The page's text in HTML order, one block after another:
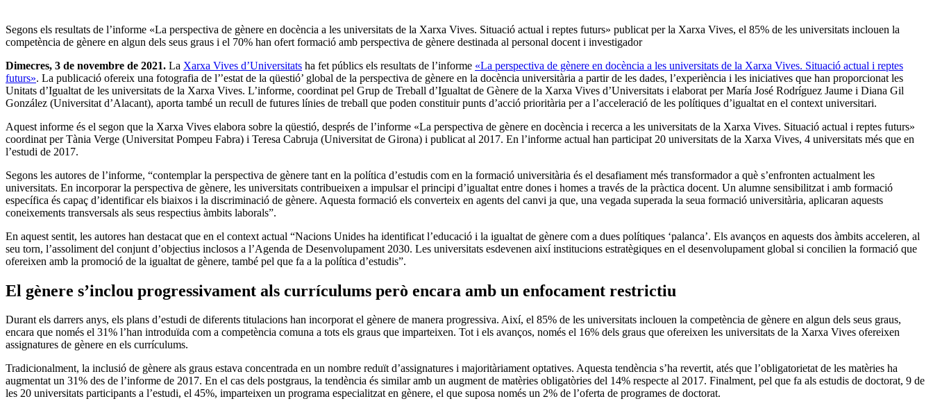
Segons els resultats de l’informe «La perspectiva de gènere en docència a les universitats de la Xarxa Vives. Situació actual i reptes futurs» publicat per la Xarxa Vives, el 85% de les universitats inclouen la
competència de gènere en algun dels seus graus i el 70% han ofert formació amb perspectiva de gènere destinada al personal docent i investigador
Dimecres, 3 de novembre de 2021. La Xarxa Vives d’Universitats ha fet públics els resultats de l’informe «La perspectiva de gènere en docència a les universitats de la Xarxa Vives. Situació actual i reptes
futurs». La publicació ofereix una fotografia de l’’estat de la qüestió’ global de la perspectiva de gènere en la docència universitària a partir de les dades, l’experiència i les iniciatives que han proporcionat les
Unitats d’Igualtat de les universitats de la Xarxa Vives. L’informe, coordinat pel Grup de Treball d’Igualtat de Gènere de la Xarxa Vives d’Universitats i elaborat per María José Rodríguez Jaume i Diana Gil
González (Universitat d’Alacant), aporta també un recull de futures línies de treball que poden constituir punts d’acció prioritària per a l’acceleració de les polítiques d’igualtat en el context universitari.
Aquest informe és el segon que la Xarxa Vives elabora sobre la qüestió, després de l’informe «La perspectiva de gènere en docència i recerca a les universitats de la Xarxa Vives. Situació actual i reptes futurs»
coordinat per Tània Verge (Universitat Pompeu Fabra) i Teresa Cabruja (Universitat de Girona) i publicat al 2017. En l’informe actual han participat 20 universitats de la Xarxa Vives, 4 universitats més que en
l’estudi de 2017.
Segons les autores de l’informe, “contemplar la perspectiva de gènere tant en la política d’estudis com en la formació universitària és el desafiament més transformador a què s’enfronten actualment les
universitats. En incorporar la perspectiva de gènere, les universitats contribueixen a impulsar el principi d’igualtat entre dones i homes a través de la pràctica docent. Un alumne sensibilitzat i amb formació
específica és capaç d’identificar els biaixos i la discriminació de gènere. Aquesta formació els converteix en agents del canvi ja que, una vegada superada la seua formació universitària, aplicaran aquests
coneixements transversals als seus respectius àmbits laborals”.
En aquest sentit, les autores han destacat que en el context actual “Nacions Unides ha identificat l’educació i la igualtat de gènere com a dues polítiques ‘palanca’. Els avanços en aquests dos àmbits acceleren, al
seu torn, l’assoliment del conjunt d’objectius inclosos a l’Agenda de Desenvolupament 2030. Les universitats esdevenen així institucions estratègiques en el desenvolupament global si concilien la formació que
ofereixen amb la promoció de la igualtat de gènere, també pel que fa a la política d’estudis”.
El gènere s’inclou progressivament als currículums però encara amb un enfocament restrictiu
Durant els darrers anys, els plans d’estudi de diferents titulacions han incorporat el gènere de manera progressiva. Així, el 85% de les universitats inclouen la competència de gènere en algun dels seus graus,
encara que només el 31% l’han introduïda com a competència comuna a tots els graus que imparteixen. Tot i els avanços, només el 16% dels graus que ofereixen les universitats de la Xarxa Vives ofereixen
assignatures de gènere en els currículums.
Tradicionalment, la inclusió de gènere als graus estava concentrada en un nombre reduït d’assignatures i majoritàriament optatives. Aquesta tendència s’ha revertit, atés que l’obligatorietat de les matèries ha
augmentat un 31% des de l’informe de 2017. En el cas dels postgraus, la tendència és similar amb un augment de matèries obligatòries del 14% respecte al 2017. Finalment, pel que fa als estudis de doctorat, 9 de
les 20 universitats participants a l’estudi, el 45%, imparteixen un programa especialitzat en gènere, el que suposa només un 2% de l’oferta de programes de doctorat.